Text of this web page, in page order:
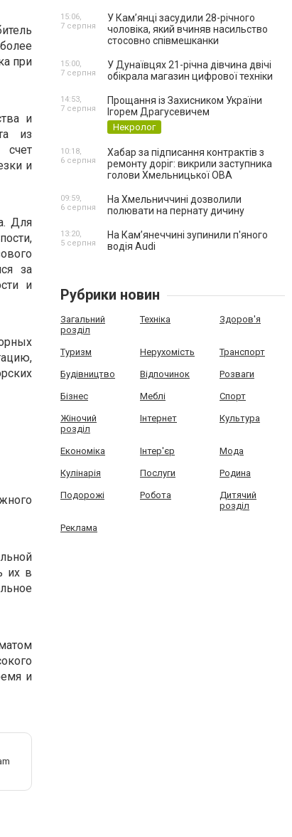
при
и
из
счет
и
Для
за
и
их в
и
У Камʼянці засудили 28-річного
чоловіка, який вчиняв насильство
стосовно співмешканки
15:06,
7 серпня
У Дунаївцях 21-річна дівчина двічі
обікрала магазин цифрової техніки
15:00,
7 серпня
Прощання із Захисником України
Ігорем Драгусевичем
Некролог
14:53,
7 серпня
Хабар за підписання контрактів з
ремонту доріг: викрили заступника
голови Хмельницької ОВА
10:18,
6 серпня
На Хмельниччині дозволили
полювати на пернату дичину
09:59,
6 серпня
На Камʼянеччині зупинили п'яного
водія Audi
13:20,
5 серпня
Рубрики новин
Загальний
розділ
Техніка Здоров'я
Туризм Нерухомість Транспорт
Будівництво Відпочинок Розваги
Бізнес Меблі Спорт
Жіночий
розділ
Інтернет Культура
Економіка Інтер'єр Мода
Кулінарія Послуги Родина
Подорожі Робота
Дитячий
розділ
Реклама